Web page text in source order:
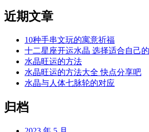
近期文章
10种手串文玩的寓意祈福
十二星座开运水晶 选择适合自己
水晶旺运的方法
水晶旺运的方法大全 快点分享吧
水晶与人体七脉轮的对应
归档